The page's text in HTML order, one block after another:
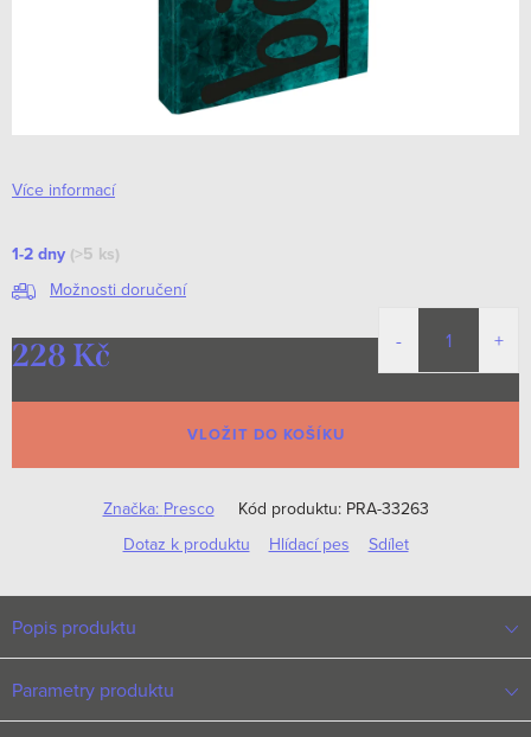
Více informací
1-2 dny (>5 ks)
Možnosti doručení
228 Kč
cena:
VLOŽIT DO KOŠÍKU
Značka: Presco Kód produktu: PRA-33263
Dotaz k produktu
Hlídací pes Sdílet
Popis produktu
Parametry produktu